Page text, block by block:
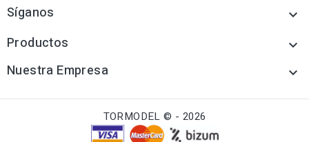
Síganos 
Productos 
Nuestra Empresa 
TORMODEL © - 2026